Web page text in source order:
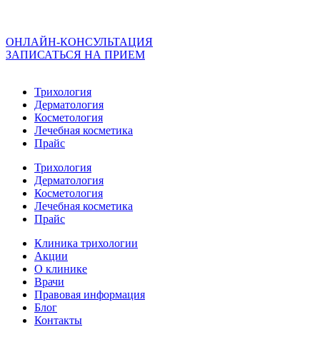
ОНЛАЙН-КОНСУЛЬТАЦИЯ
ЗАПИСАТЬСЯ НА ПРИЕМ
Трихология
Дерматология
Косметология
Лечебная косметика
Прайс
Трихология
Дерматология
Косметология
Лечебная косметика
Прайс
Клиника трихологии
Акции
О клинике
Врачи
Правовая информация
Блог
Контакты